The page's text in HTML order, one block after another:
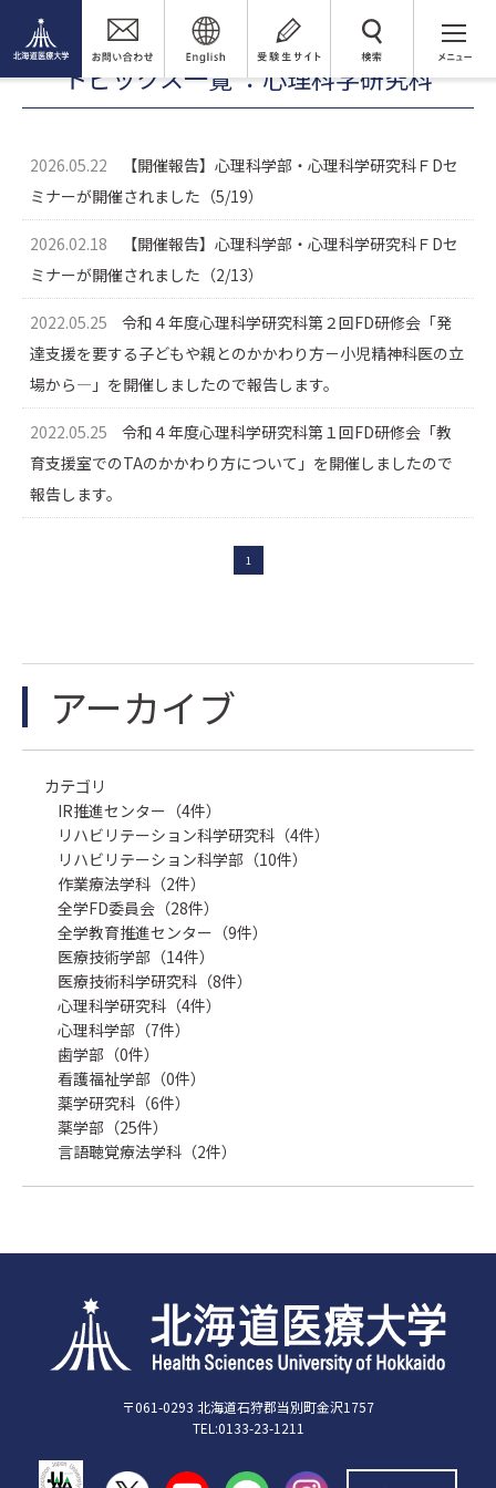
検 索
トピックス一覧 ：心理科学研究科
2026.05.22
【開催報告】心理科学部・心理科学研究科ＦDセ
ミナーが開催されました（5/19）
2026.02.18
【開催報告】心理科学部・心理科学研究科ＦDセ
ミナーが開催されました（2/13）
2022.05.25
令和４年度心理科学研究科第２回FD研修会「発
達支援を要する子どもや親とのかかわり方－小児精神科医の立
場から―」を開催しましたので報告します。
2022.05.25
令和４年度心理科学研究科第１回FD研修会「教
育支援室でのTAのかかわり方について」を開催しましたので
報告します。
1
アーカイブ
カテゴリ
IR推進センター（4件）
リハビリテーション科学研究科（4件）
リハビリテーション科学部（10件）
作業療法学科（2件）
全学FD委員会（28件）
全学教育推進センター（9件）
医療技術学部（14件）
医療技術科学研究科（8件）
心理科学研究科（4件）
心理科学部（7件）
歯学部（0件）
看護福祉学部（0件）
薬学研究科（6件）
薬学部（25件）
言語聴覚療法学科（2件）
〒061-0293 北海道石狩郡当別町金沢1757
TEL:0133-23-1211